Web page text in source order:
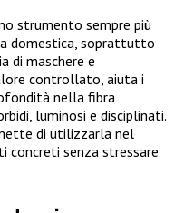
strumento sempre più
domestica, soprattutto
di maschere e
controllato, aiuta i
nella fibra
luminosi e disciplinati.
di utilizzarla nel
senza stressare